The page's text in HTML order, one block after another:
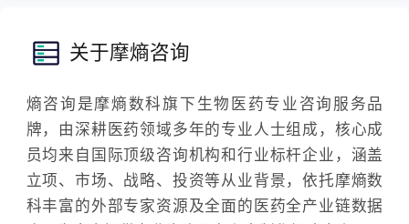
关于摩熵咨询
熵咨询是摩熵数科旗下生物医药专业咨询服务品
牌，由深耕医药领域多年的专业人士组成，核心成
员均来自国际顶级咨询机构和行业标杆企业，涵盖
立项、市场、战略、投资等从业背景，依托摩熵数
科丰富的外部专家资源及全面的医药全产业链数据